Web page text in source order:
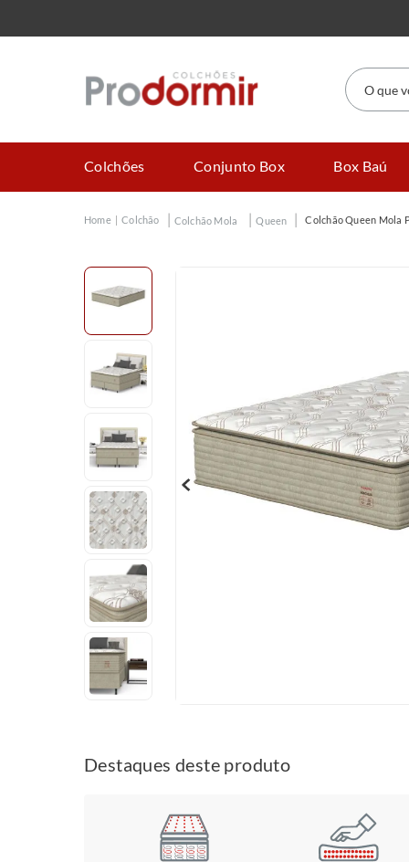
O que
Colchões Conjunto Box Box Baú
Colchão Colchão Mola Queen Colchão Queen Mola
Destaques deste produto